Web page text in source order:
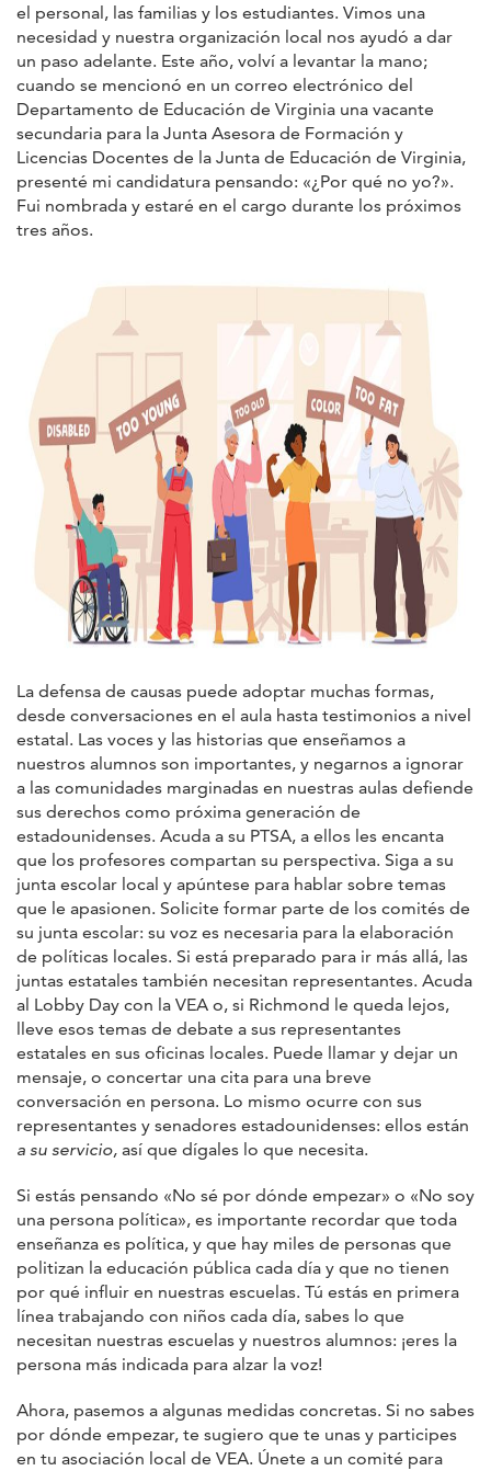
el personal, las familias y los estudiantes. Vimos una
necesidad y nuestra organización local nos ayudó a dar
un paso adelante. Este año, volví a levantar la mano;
cuando se mencionó en un correo electrónico del
Departamento de Educación de Virginia una vacante
secundaria para la Junta Asesora de Formación y
Licencias Docentes de la Junta de Educación de Virginia,
presenté mi candidatura pensando: «¿Por qué no yo?».
Fui nombrada y estaré en el cargo durante los próximos
tres años.
La defensa de causas puede adoptar muchas formas,
desde conversaciones en el aula hasta testimonios a nivel
estatal. Las voces y las historias que enseñamos a
nuestros alumnos son importantes, y negarnos a ignorar
a las comunidades marginadas en nuestras aulas defiende
sus derechos como próxima generación de
estadounidenses. Acuda a su PTSA, a ellos les encanta
que los profesores compartan su perspectiva. Siga a su
junta escolar local y apúntese para hablar sobre temas
que le apasionen. Solicite formar parte de los comités de
su junta escolar: su voz es necesaria para la elaboración
de políticas locales. Si está preparado para ir más allá, las
juntas estatales también necesitan representantes. Acuda
al Lobby Day con la VEA o, si Richmond le queda lejos,
lleve esos temas de debate a sus representantes
estatales en sus oficinas locales. Puede llamar y dejar un
mensaje, o concertar una cita para una breve
conversación en persona. Lo mismo ocurre con sus
representantes y senadores estadounidenses: ellos están
a su servicio, así que dígales lo que necesita.
Si estás pensando «No sé por dónde empezar» o «No soy
una persona política», es importante recordar que toda
enseñanza es política, y que hay miles de personas que
politizan la educación pública cada día y que no tienen
por qué influir en nuestras escuelas. Tú estás en primera
línea trabajando con niños cada día, sabes lo que
necesitan nuestras escuelas y nuestros alumnos: ¡eres la
persona más indicada para alzar la voz!
Ahora, pasemos a algunas medidas concretas. Si no sabes
por dónde empezar, te sugiero que te unas y participes
en tu asociación local de VEA. Únete a un comité para